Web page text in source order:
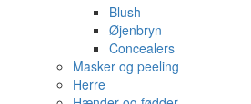
Blush
Øjenbryn
Concealers
Masker og peeling
Herre